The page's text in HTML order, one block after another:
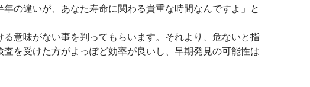
の違いが、あなた寿命に関わる貴重な時間なんですよ」と
意味がない事を判ってもらいます。それより、危ないと指
を受けた方がよっぽど効率が良いし、早期発見の可能性は